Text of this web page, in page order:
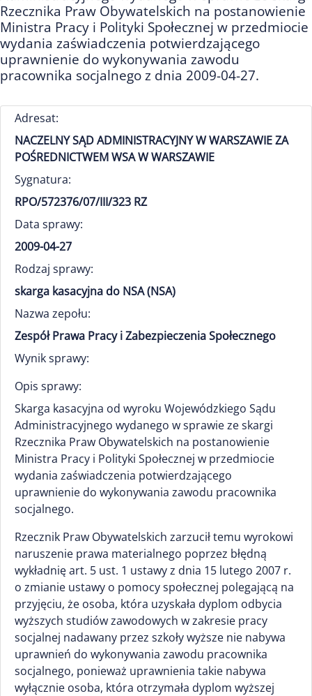
Rzecznika Praw Obywatelskich na postanowienie
Ministra Pracy i Polityki Społecznej w przedmiocie
wydania zaświadczenia potwierdzającego
uprawnienie do wykonywania zawodu
pracownika socjalnego z dnia 2009-04-27.
Adresat:
NACZELNY SĄD ADMINISTRACYJNY W WARSZAWIE ZA
POŚREDNICTWEM WSA W WARSZAWIE
Sygnatura:
RPO/572376/07/III/323 RZ
Data sprawy:
2009-04-27
Rodzaj sprawy:
skarga kasacyjna do NSA (NSA)
Nazwa zepołu:
Zespół Prawa Pracy i Zabezpieczenia Społecznego
Wynik sprawy:
Opis sprawy:
Skarga kasacyjna od wyroku Wojewódzkiego Sądu
Administracyjnego wydanego w sprawie ze skargi
Rzecznika Praw Obywatelskich na postanowienie
Ministra Pracy i Polityki Społecznej w przedmiocie
wydania zaświadczenia potwierdzającego
uprawnienie do wykonywania zawodu pracownika
socjalnego.
Rzecznik Praw Obywatelskich zarzucił temu wyrokowi
naruszenie prawa materialnego poprzez błędną
wykładnię art. 5 ust. 1 ustawy z dnia 15 lutego 2007 r.
o zmianie ustawy o pomocy społecznej polegającą na
przyjęciu, że osoba, która uzyskała dyplom odbycia
wyższych studiów zawodowych w zakresie pracy
socjalnej nadawany przez szkoły wyższe nie nabywa
uprawnień do wykonywania zawodu pracownika
socjalnego, ponieważ uprawnienia takie nabywa
wyłącznie osoba, która otrzymała dyplom wyższej